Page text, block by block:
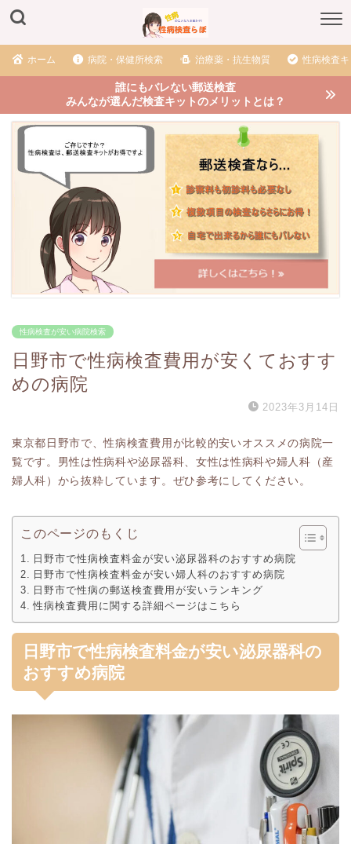
ホーム 病院・保健所検索 治療薬・抗生物質 性病検査
誰にもバレない郵送検査
みんなが選んだ検査キットのメリットとは？
性病検査が安い病院検索
日野市で性病検査費用が安くておすす
めの病院
2023年3月14日
東京都日野市で、性病検査費用が比較的安いオススメの病院一
覧です。男性は性病科や泌尿器科、女性は性病科や婦人科（産
婦人科）から抜粋しています。ぜひ参考にしてください。
このページのもくじ
日野市で性病検査料金が安い泌尿器科のおすすめ病院
日野市で性病検査料金が安い婦人科のおすすめ病院
日野市で性病の郵送検査費用が安いランキング
性病検査費用に関する詳細ページはこちら
日野市で性病検査料金が安い泌尿器科の
おすすめ病院